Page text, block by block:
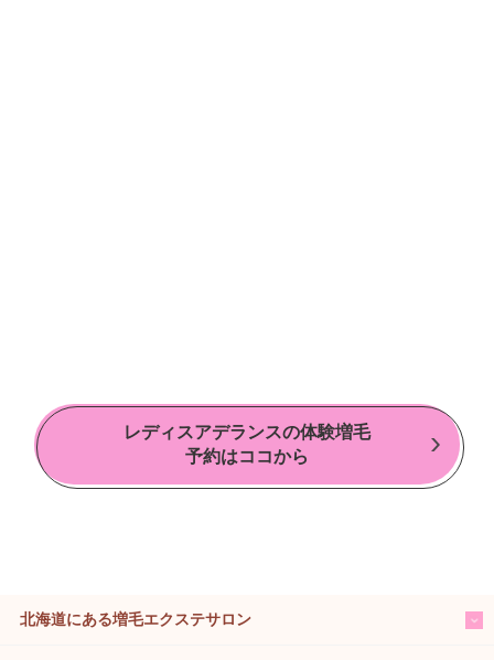
レディスアデランスの体験増毛
予約はココから
北海道にある増毛エクステサロン